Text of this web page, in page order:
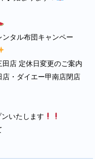
ンタル布団キャンペー
田店 定休日変更のご案内
店・ダイエー甲南店閉店
いたします